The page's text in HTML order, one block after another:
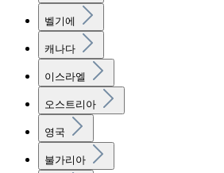
벨기에
캐나다
이스라엘
오스트리아
영국
불가리아